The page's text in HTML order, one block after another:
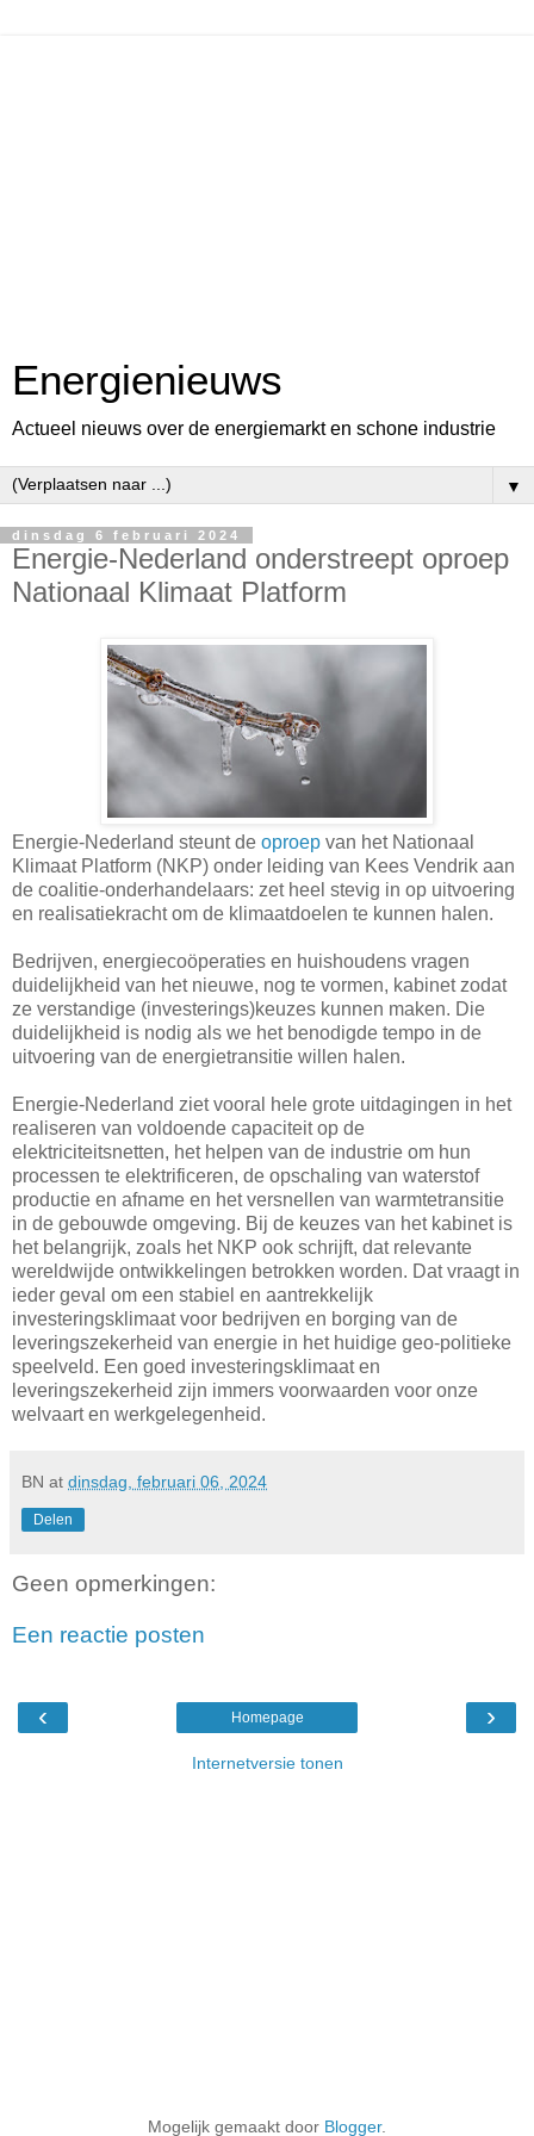
Energienieuws
Actueel nieuws over de energiemarkt en schone industrie
▼
dinsdag 6 februari 2024
Energie-Nederland onderstreept oproep
Nationaal Klimaat Platform
Energie-Nederland steunt de oproep van het Nationaal
Klimaat Platform (NKP) onder leiding van Kees Vendrik aan
de coalitie-onderhandelaars: zet heel stevig in op uitvoering
en realisatiekracht om de klimaatdoelen te kunnen halen.
Bedrijven, energiecoöperaties en huishoudens vragen
duidelijkheid van het nieuwe, nog te vormen, kabinet zodat
ze verstandige (investerings)keuzes kunnen maken. Die
duidelijkheid is nodig als we het benodigde tempo in de
uitvoering van de energietransitie willen halen.
Energie-Nederland ziet vooral hele grote uitdagingen in het
realiseren van voldoende capaciteit op de
elektriciteitsnetten, het helpen van de industrie om hun
processen te elektrificeren, de opschaling van waterstof
productie en afname en het versnellen van warmtetransitie
in de gebouwde omgeving. Bij de keuzes van het kabinet is
het belangrijk, zoals het NKP ook schrijft, dat relevante
wereldwijde ontwikkelingen betrokken worden. Dat vraagt in
ieder geval om een stabiel en aantrekkelijk
investeringsklimaat voor bedrijven en borging van de
leveringszekerheid van energie in het huidige geo-politieke
speelveld. Een goed investeringsklimaat en
leveringszekerheid zijn immers voorwaarden voor onze
welvaart en werkgelegenheid.
BN at dinsdag, februari 06, 2024
Delen
Geen opmerkingen:
Een reactie posten
‹ ›
Homepage
Internetversie tonen
Mogelijk gemaakt door Blogger.